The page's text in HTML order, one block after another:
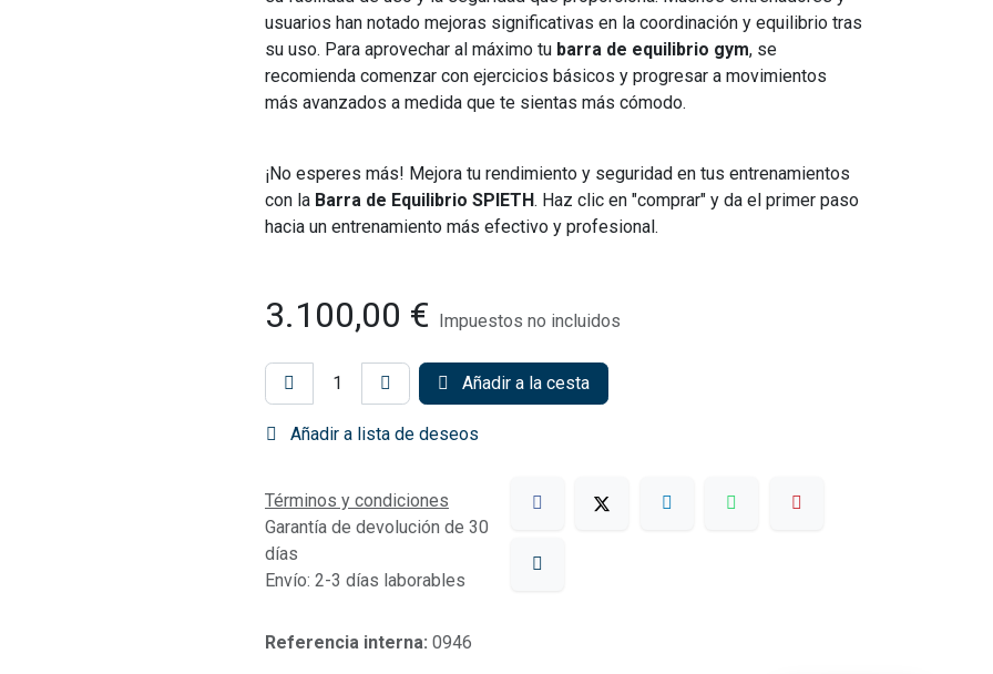
usuarios han notado mejoras significativas en la coordinación y equilibrio tras
su uso. Para aprovechar al máximo tu barra de equilibrio gym, se
recomienda comenzar con ejercicios básicos y progresar a movimientos
más avanzados a medida que te sientas más cómodo.
¡No esperes más! Mejora tu rendimiento y seguridad en tus entrenamientos
con la Barra de Equilibrio SPIETH. Haz clic en "comprar" y da el primer paso
hacia un entrenamiento más efectivo y profesional.
3.100,00 € Impuestos no incluidos
Añadir a la cesta
Añadir a lista de deseos
Términos y condiciones
Garantía de devolución de 30
días
Envío: 2-3 días laborables
Referencia interna: 0946